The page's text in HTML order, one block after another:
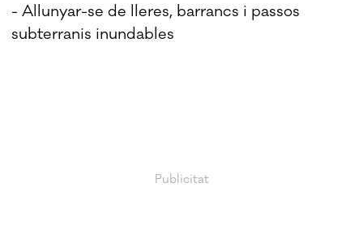
- Allunyar-se de lleres, barrancs i passos
subterranis inundables